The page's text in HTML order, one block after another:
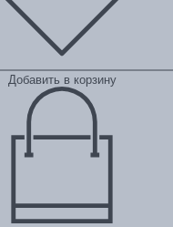
Добавить в корзину